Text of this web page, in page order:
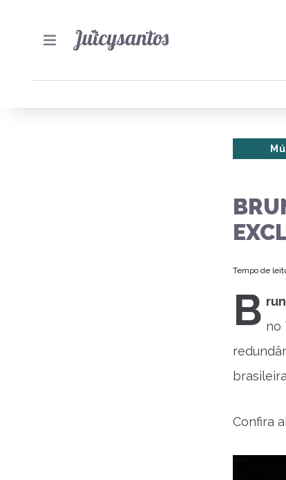
Tempo de
B no
Confira